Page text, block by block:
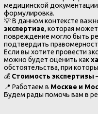
медицинской
формулировка.
💡 В данном контексте
экспертизе, которая
повреждение могло быть
подтвердить
Если вы хотите провести
можно будет оценить как
обстоятельства, при
💰 Стоимость экспертизы
📍 Работаем в Москве и
Будем рады помочь вам в